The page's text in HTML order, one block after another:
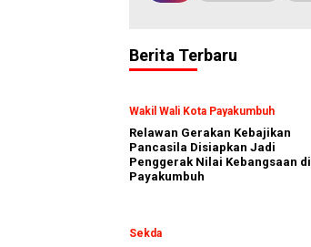
Berita Terbaru
Wakil Wali Kota Payakumbuh
Relawan Gerakan Kebajikan
Pancasila Disiapkan Jadi
Penggerak Nilai Kebangsaan di
Payakumbuh
Sekda